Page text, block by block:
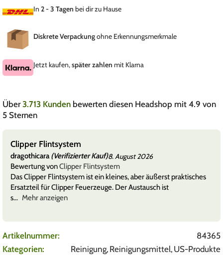
In 2 - 3 Tagen bei dir zu Hause
Diskrete Verpackungohne Erkennungsmerkmale
Jetzt kaufen,später zahlen mit Klarna
Über3.713 Kunden bewerten diesen Headshop mit 4.9 von
5 Sternen
Clipper Flintsystem
dragothicara(Verifizierter Kauf)8. August 2026
Bewertung vonClipper Flintsystem
Das Clipper Flintsystem ist ein kleines, aber äußerst praktisches
Ersatzteil für Clipper Feuerzeuge. Der Austausch ist
s
Mehr anzeigen
Artikelnummer:
84365
Kategorien:
Reinigung, Reinigungsmittel, US-Produkte